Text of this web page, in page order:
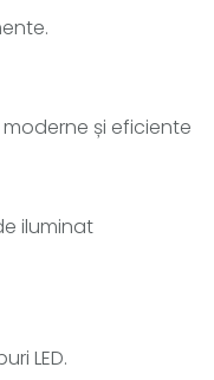
și eficiente
iluminat
LED.